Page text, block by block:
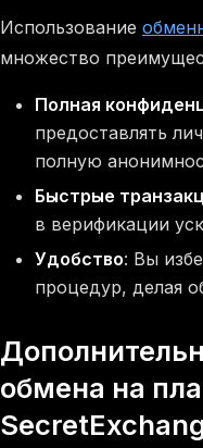
Использование
множество
Полная
предоставлять
полную
Быстрые
в верификации
Удобство: Вы
процедур, делая
обмена на